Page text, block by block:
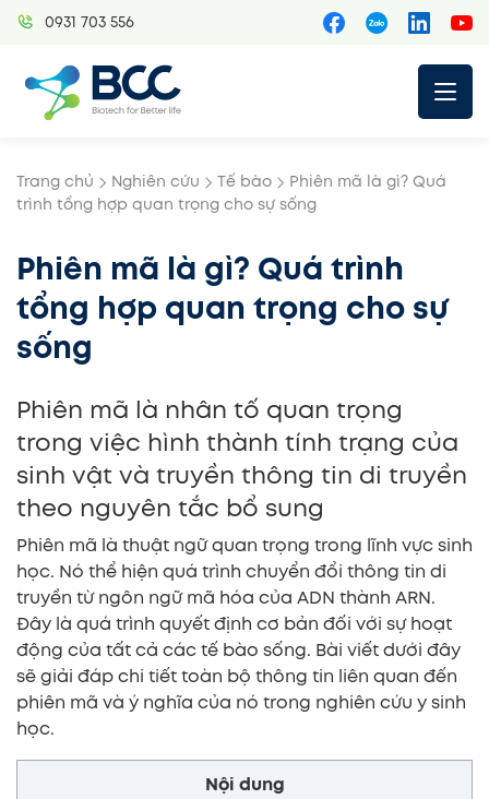
Skip
0931 703 556
Trang chủ Nghiên cứu Tế bào
Phiên mã là gì? Quá
trình tổng hợp quan trọng cho sự sống
Phiên mã là gì? Quá trình
tổng hợp quan trọng cho sự
sống
Phiên mã là nhân tố quan trọng
trong việc hình thành tính trạng của
sinh vật và truyền thông tin di truyền
theo nguyên tắc bổ sung
Phiên mã là thuật ngữ quan trọng trong lĩnh vực sinh
học. Nó thể hiện quá trình chuyển đổi thông tin di
truyền từ ngôn ngữ mã hóa của ADN thành ARN.
Đây là quá trình quyết định cơ bản đối với sự hoạt
động của tất cả các tế bào sống. Bài viết dưới đây
sẽ giải đáp chi tiết toàn bộ thông tin liên quan đến
phiên mã và ý nghĩa của nó trong nghiên cứu y sinh
học.
Nội dung